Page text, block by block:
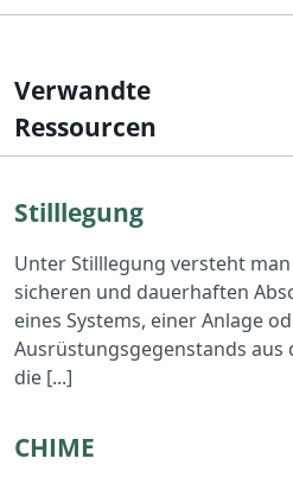
Verwandte
Ressourcen
Lesen Sie „Stilllegung“
Stilllegung
Unter Stilllegung versteht
sicheren und dauerhaften
eines Systems, einer Anlage
Ausrüstungsgegenstands aus
die [...]
CHIME lesen
CHIME